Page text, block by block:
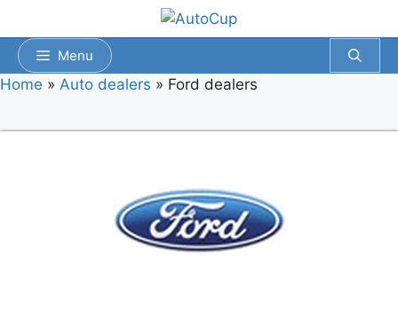
inhoud
Menu
Home » Auto dealers » Ford dealers